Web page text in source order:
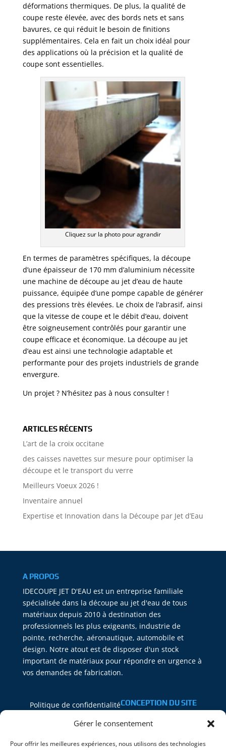
Gérer le consentement
Pour offrir les meilleures expériences, nous utilisons des technologies
déformations thermiques. De plus, la qualité de
coupe reste élevée, avec des bords nets et sans
bavures, ce qui réduit le besoin de finitions
supplémentaires. Cela en fait un choix idéal pour
des applications où la précision et la qualité de
coupe sont essentielles.
Cliquez sur la photo pour agrandir
En termes de paramètres spécifiques, la découpe
d’une épaisseur de 170 mm d’aluminium nécessite
une machine de découpe au jet d’eau de haute
puissance, équipée d’une pompe capable de générer
des pressions très élevées. Le choix de l’abrasif, ainsi
que la vitesse de coupe et le débit d’eau, doivent
être soigneusement contrôlés pour garantir une
coupe efficace et économique. La découpe au jet
d’eau est ainsi une technologie adaptable et
performante pour des projets industriels de grande
envergure.
Un projet ? N’hésitez pas à nous consulter !
ARTICLES RÉCENTS
L’art de la croix occitane
des caisses navettes sur mesure pour optimiser la
découpe et le transport du verre
Meilleurs Voeux 2026 !
Inventaire annuel
Expertise et Innovation dans la Découpe par Jet d’Eau
A PROPOS
IDECOUPE JET D'EAU est un entreprise familiale
spécialisée dans la découpe au jet d'eau de tous
matériaux depuis 2010 à destination des
professionnels les plus exigeants, industrie de
pointe, recherche, aéronautique, automobile et
design. Notre atout est de disposer d'un stock
important de matériaux pour répondre en urgence à
vos demandes de fabrication.
Politique de confidentialité
Mentions Légales
CONCEPTION DU SITE